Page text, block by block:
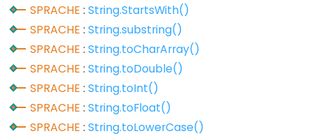
shiftIn()
shiftOut()
tone()
Serial
SPRACHE :String.StartsWith()
SPRACHE :String.substring()
SPRACHE :String.toCharArray()
SPRACHE :String.toDouble()
SPRACHE :String.toInt()
SPRACHE :String.toFloat()
SPRACHE :String.toLowerCase()